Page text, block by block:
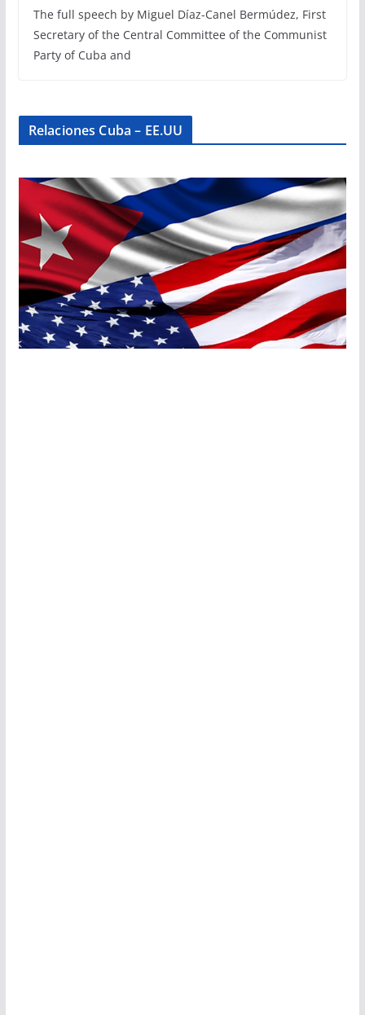
The full speech by Miguel Díaz-Canel Bermúdez, First
Secretary of the Central Committee of the Communist
Party of Cuba and
Relaciones Cuba – EE.UU